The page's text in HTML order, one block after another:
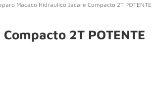
Macaco Hidraulico Jacare Compacto 2T POTENTE
2T POTENTE
Eletrica